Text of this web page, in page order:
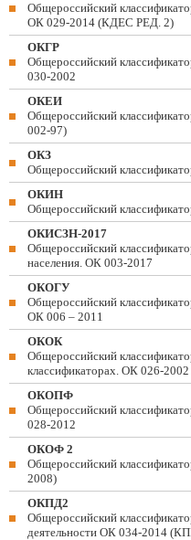
Общероссийский
ОК 029-2014 (КДЕС РЕД. 2)
ОКГР
Общероссийский
030-2002
ОКЕИ
Общероссийский
002-97)
ОКЗ
Общероссийский
ОКИН
Общероссийский
ОКИСЗН-2017
Общероссийский
населения. ОК 003-2017
ОКОГУ
Общероссийский
ОК 006 – 2011
ОКОК
Общероссийский
классификаторах. ОК 026-2002
ОКОПФ
Общероссийский
028-2012
ОКОФ 2
Общероссийский
2008)
ОКПД2
Общероссийский
деятельности ОК 034-2014